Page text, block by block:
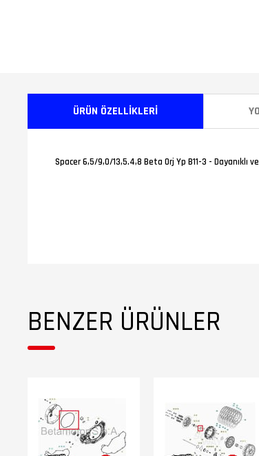
ÜRÜN ÖZELLIKLERI
Spacer 6,5/9,0/13,5.4,8 Beta Orj Yp B11-3 - Dayanıklı
BENZER ÜRÜNLER